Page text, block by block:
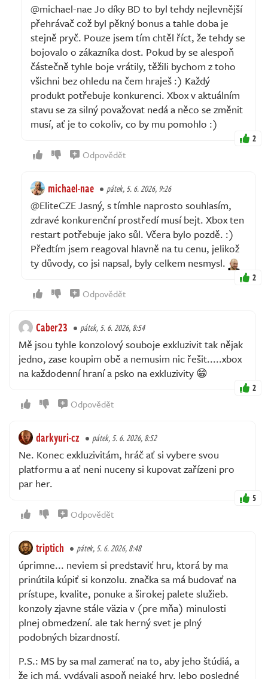
@michael-nae Jo díky BD to byl tehdy nejlevnější
přehrávač což byl pěkný bonus a tahle doba je
stejně pryč. Pouze jsem tím chtěl říct, že tehdy se
bojovalo o zákazníka dost. Pokud by se alespoň
částečně tyhle boje vrátily, těžili bychom z toho
všichni bez ohledu na čem hraješ :) Každý
produkt potřebuje konkurenci. Xbox v aktuálním
stavu se za silný považovat nedá a něco se změnit
musí, ať je to cokoliv, co by mu pomohlo :)
2
Odpovědět
michael-nae pátek, 5. 6. 2026, 9:26
@EliteCZE Jasný, s tímhle naprosto souhlasím,
zdravé konkurenční prostředí musí bejt. Xbox ten
restart potřebuje jako sůl. Včera bylo pozdě. :)
Předtím jsem reagoval hlavně na tu cenu, jelikož
ty důvody, co jsi napsal, byly celkem nesmysl.
2
Odpovědět
Caber23 pátek, 5. 6. 2026, 8:54
Mě jsou tyhle konzolový souboje exkluzivit tak nějak
jedno, zase koupim obě a nemusim nic řešit.....xbox
na každodenní hraní a psko na exkluzivity 😁
2
Odpovědět
darkyuri-cz pátek, 5. 6. 2026, 8:52
Ne. Konec exkluzivitám, hráč ať si vybere svou
platformu a ať neni nuceny si kupovat zařízeni pro
par her.
5
Odpovědět
triptich pátek, 5. 6. 2026, 8:48
úprimne... neviem si predstaviť hru, ktorá by ma
prinútila kúpiť si konzolu. značka sa má budovať na
prístupe, kvalite, ponuke a širokej palete služieb.
konzoly zjavne stále väzia v (pre mňa) minulosti
plnej obmedzení. ale tak herný svet je plný
podobných bizardností.
P.S.: MS by sa mal zamerať na to, aby jeho štúdiá, a
že ich má, vydávali aspoň nejaké hry. lebo posledné